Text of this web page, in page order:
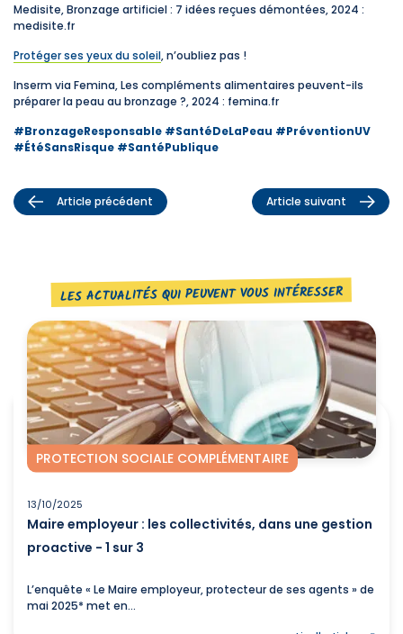
Medisite, Bronzage artificiel : 7 idées reçues démontées, 2024 :
medisite.fr
Protéger ses yeux du soleil, n’oubliez pas !
Inserm via Femina, Les compléments alimentaires peuvent-ils
préparer la peau au bronzage ?, 2024 : femina.fr
#BronzageResponsable #SantéDeLaPeau #PréventionUV
#ÉtéSansRisque #SantéPublique
Article précédent Article suivant
LES ACTUALITÉS QUI PEUVENT VOUS INTÉRESSER
PROTECTION SOCIALE COMPLÉMENTAIRE
13/10/2025
Maire employeur : les collectivités, dans une gestion
proactive - 1 sur 3
L’enquête « Le Maire employeur, protecteur de ses agents » de
mai 2025* met en...